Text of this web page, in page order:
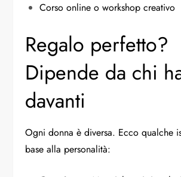
Corso online o workshop creativo
Regalo perfetto?
Dipende da chi
davanti
Ogni donna è diversa. Ecco qualche
base alla personalità: